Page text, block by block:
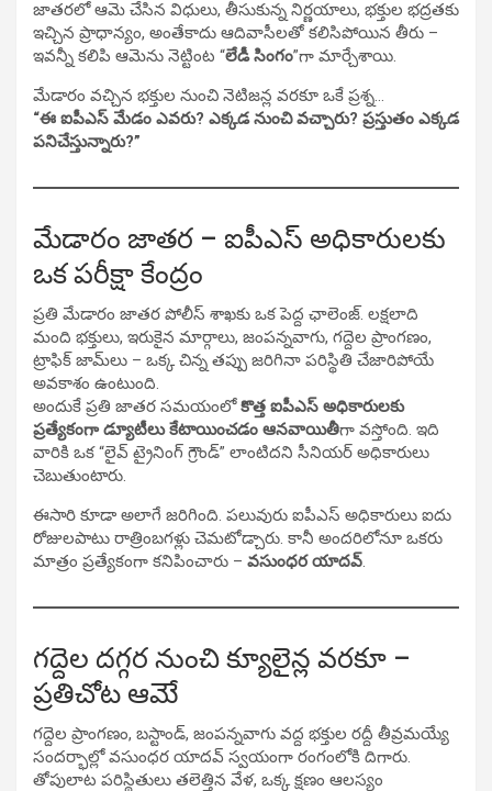
జాతరలో ఆమె చేసిన విధులు, తీసుకున్న నిర్ణయాలు, భక్తుల భద్రతకు
ఇచ్చిన ప్రాధాన్యం, అంతేకాదు ఆదివాసీలతో కలిసిపోయిన తీరు –
ఇవన్నీ కలిపి ఆమెను నెట్టింట “లేడీ సింగం”గా మార్చేశాయి.
మేడారం వచ్చిన భక్తుల నుంచి నెటిజన్ల వరకూ ఒకే ప్రశ్న…
“ఈ ఐపీఎస్ మేడం ఎవరు? ఎక్కడ నుంచి వచ్చారు? ప్రస్తుతం ఎక్కడ
పనిచేస్తున్నారు?”
మేడారం జాతర – ఐపీఎస్ అధికారులకు
ఒక పరీక్షా కేంద్రం
ప్రతి మేడారం జాతర పోలీస్ శాఖకు ఒక పెద్ద ఛాలెంజ్. లక్షలాది
మంది భక్తులు, ఇరుకైన మార్గాలు, జంపన్నవాగు, గద్దెల ప్రాంగణం,
ట్రాఫిక్ జామ్‌లు – ఒక్క చిన్న తప్పు జరిగినా పరిస్థితి చేజారిపోయే
అవకాశం ఉంటుంది.
అందుకే ప్రతి జాతర సమయంలోకొత్త ఐపీఎస్ అధికారులకు
ప్రత్యేకంగా డ్యూటీలు కేటాయించడం ఆనవాయితీగా వస్తోంది. ఇది
వారికి ఒక “లైవ్ ట్రైనింగ్ గ్రౌండ్” లాంటిదని సీనియర్ అధికారులు
చెబుతుంటారు.
ఈసారి కూడా అలాగే జరిగింది. పలువురు ఐపీఎస్ అధికారులు ఐదు
రోజులపాటు రాత్రింబగళ్లు చెమటోడ్చారు. కానీ అందరిలోనూ ఒకరు
మాత్రం ప్రత్యేకంగా కనిపించారు – వసుంధర యాదవ్.
గద్దెల దగ్గర నుంచి క్యూలైన్ల వరకూ –
ప్రతిచోట ఆమెే
గద్దెల ప్రాంగణం, బస్టాండ్, జంపన్నవాగు వద్ద భక్తుల రద్దీ తీవ్రమయ్యే
సందర్భాల్లో వసుంధర యాదవ్ స్వయంగా రంగంలోకి దిగారు.
తోపులాట పరిస్థితులు తలెత్తిన వేళ, ఒక్క క్షణం ఆలస్యం